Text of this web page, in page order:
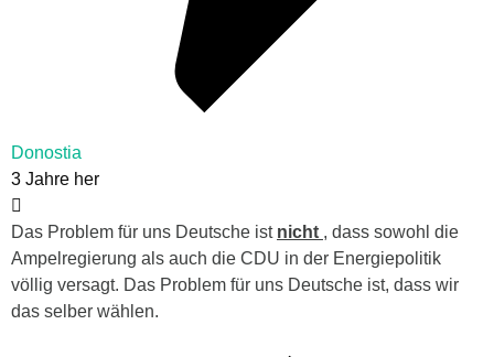
Donostia
3 Jahre her
Das Problem für uns Deutsche ist nicht , dass sowohl die
Ampelregierung als auch die CDU in der Energiepolitik
völlig versagt. Das Problem für uns Deutsche ist, dass wir
das selber wählen.